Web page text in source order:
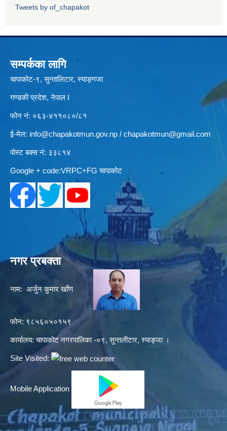
Tweets by of_chapakot
सम्पर्कका लागि
चापाकोट-९, सुन्तालिटार, स्याङ्गजा
गण्डकी प्रदेश, नेपाल I
फोन नं: ०६३-४११०८०/८१
ई-मेल: info@chapakotmun.gov.np / chapakotmun@gmail.com
पोस्ट बक्स नं: ३३८१४
Google + code:VRPC+FG चापाकोट
नगर प्रबक्ता
नाम: अर्जुन कुमार खाँण
फोन: ९८५६०५०१५९
कार्यालय: चापाकोट नगरपालिका -०९, सुन्तलीटार, स्याङ्जा ।
Site Visited:
Mobile Application